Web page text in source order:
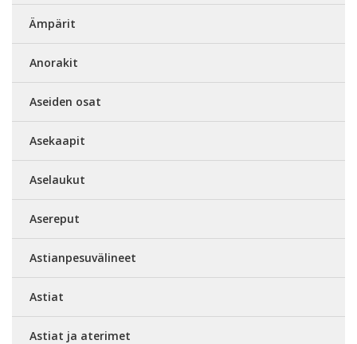
Ämpärit
Anorakit
Aseiden osat
Asekaapit
Aselaukut
Asereput
Astianpesuvälineet
Astiat
Astiat ja aterimet